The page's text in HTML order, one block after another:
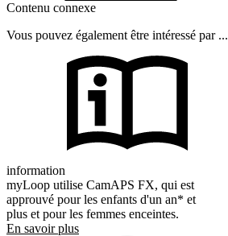
Contenu connexe
Vous pouvez également être intéressé par ...
information
myLoop utilise CamAPS FX, qui est
approuvé pour les enfants d'un an* et
plus et pour les femmes enceintes.
En savoir plus